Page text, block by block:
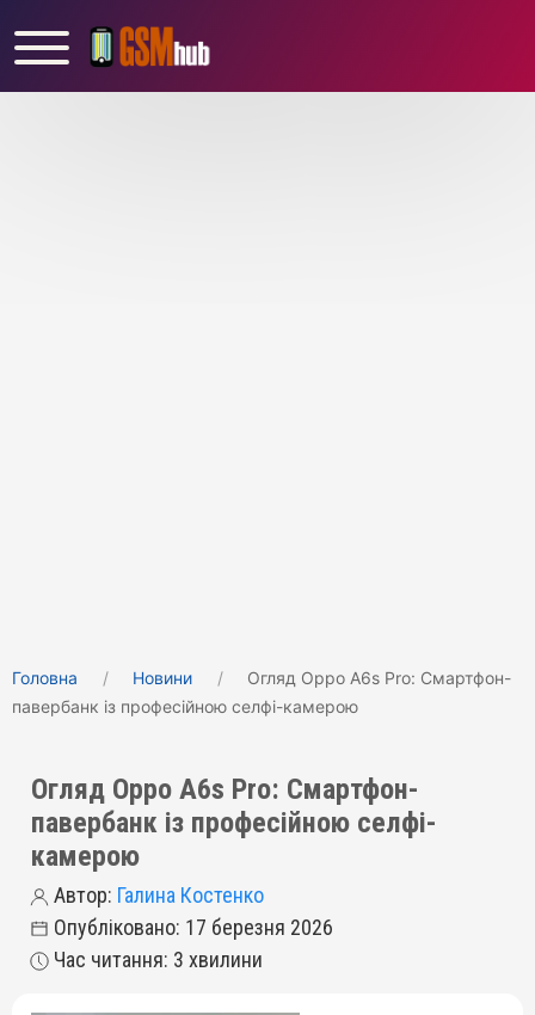
Головна Новини
Огляд Oppo A6s Pro: Смартфон-
павербанк із професійною селфі-камерою
Огляд Oppo A6s Pro: Смартфон-
павербанк із професійною селфі-
камерою
Автор: Галина Костенко
Опубліковано: 17 березня 2026
Час читання: 3 хвилини